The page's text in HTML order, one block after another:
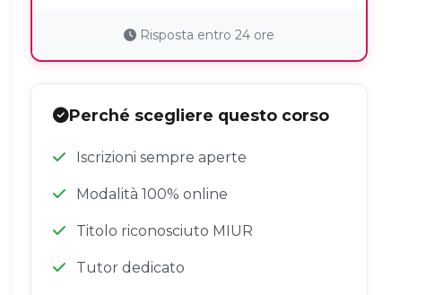
Risposta entro 24 ore
Perché scegliere questo corso
Iscrizioni sempre aperte
Modalità 100% online
Titolo riconosciuto MIUR
Tutor dedicato